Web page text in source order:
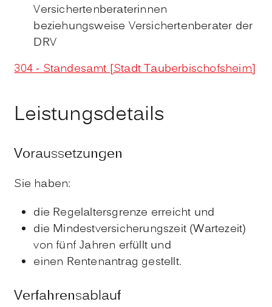
Versichertenberaterinnen
beziehungsweise Versichertenberater der
DRV
304 - Standesamt [Stadt Tauberbischofsheim]
Leistungsdetails
Voraussetzungen
Sie haben:
die Regelaltersgrenze erreicht und
die Mindestversicherungszeit (Wartezeit)
von fünf Jahren erfüllt und
einen Rentenantrag gestellt.
Verfahrensablauf